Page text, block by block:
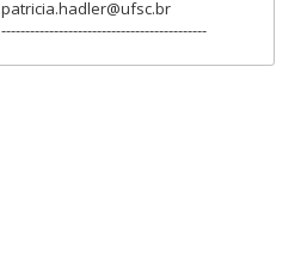
patricia.hadler@ufsc.br
-------------------------------------------